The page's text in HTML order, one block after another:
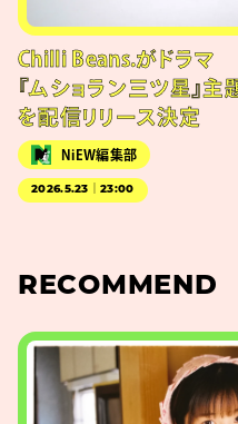
Chilli Beans.がドラマ
『ムショラン三ツ星』
を配信リリース決定
NiEW編集部
2026.5.23｜23:00
RECOMMEND